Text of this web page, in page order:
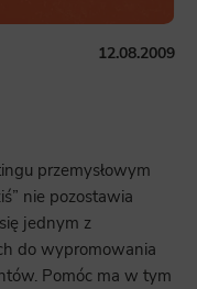
12.08.2009
przemysłowym
nie pozostawia
jednym z
do wypromowania
Pomóc ma w tym